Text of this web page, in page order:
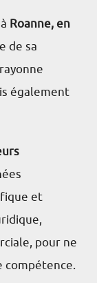
Roanne, en
de sa
également
et
pour ne
compétence.